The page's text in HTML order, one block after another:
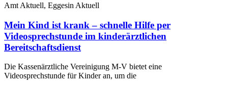
Amt Aktuell, Eggesin Aktuell
Mein Kind ist krank – schnelle Hilfe per
Videosprechstunde im kinderärztlichen
Bereitschaftsdienst
Die Kassenärztliche Vereinigung M-V bietet eine
Videosprechstunde für Kinder an, um die